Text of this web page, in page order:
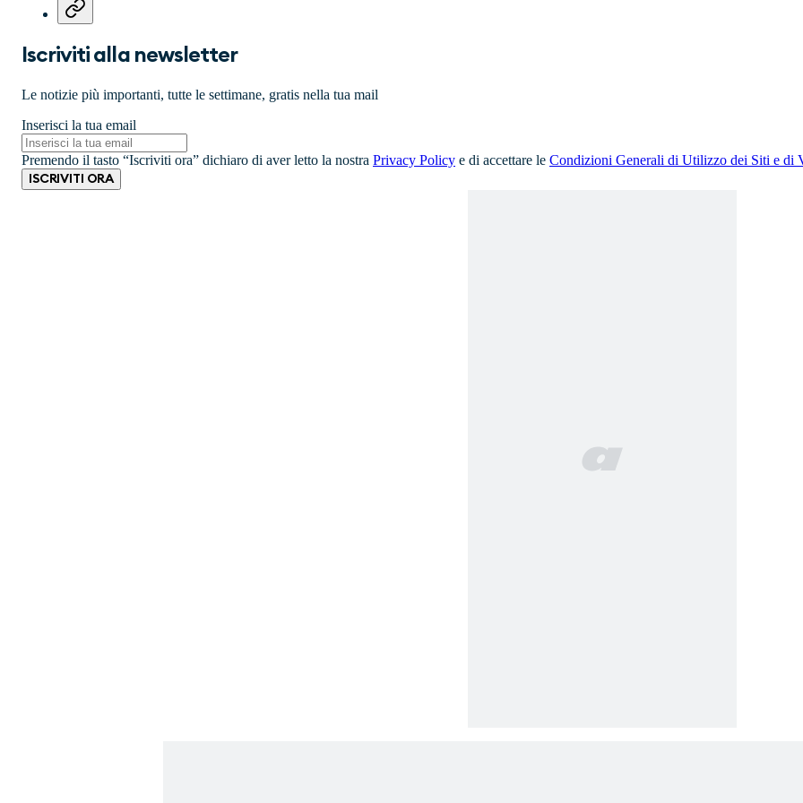
Iscriviti alla newsletter
Le notizie più importanti, tutte le settimane, gratis nella tua mail
Inserisci la tua email
Premendo il tasto “Iscriviti ora” dichiaro di aver letto la nostra Privacy Policy e di accettare le Condizioni Generali di Utilizzo dei Siti e di
ISCRIVITI ORA